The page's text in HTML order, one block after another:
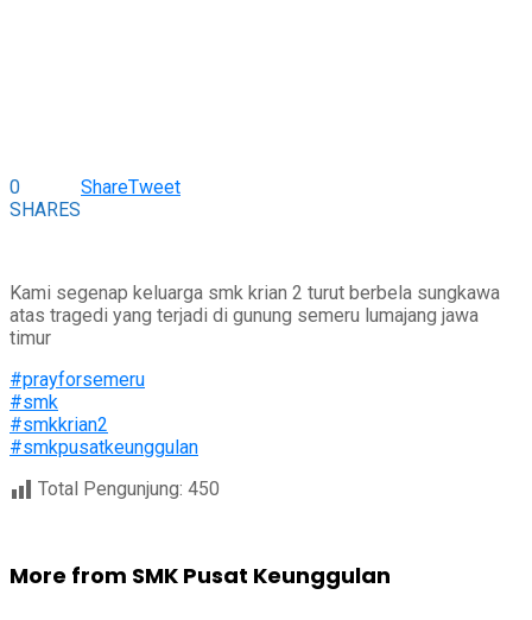
0
SHARES
ShareTweet
Kami segenap keluarga smk krian 2 turut berbela sungkawa
atas tragedi yang terjadi di gunung semeru lumajang jawa
timur
#prayforsemeru
#smk
#smkkrian2
#smkpusatkeunggulan
Total Pengunjung: 450
More from SMK Pusat Keunggulan